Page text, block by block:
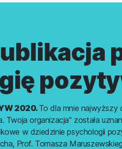
2020.To dla mnie najwyższy
organizacja" została
w dziedzinie psychologii
Prof. Tomasza